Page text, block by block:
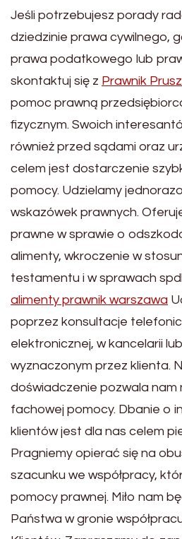
Jeśli potrzebujesz porady
dziedzinie prawa cywilnego,
prawa podatkowego lub
skontaktuj się z Prawnik
pomoc prawną
fizycznym. Swoich
również przed sądami oraz
celem jest dostarczenie
pomocy. Udzielamy
wskazówek prawnych.
prawne w sprawie o
alimenty, wkroczenie w
testamentu i w sprawach
alimenty prawnik warszawa
poprzez konsultacje
elektronicznej, w kancelarii
wyznaczonym przez klienta.
doświadczenie pozwala nam
fachowej pomocy. Dbanie o
klientów jest dla nas celem
Pragniemy opierać się na
szacunku we współpracy,
pomocy prawnej. Miło nam
Państwa w gronie